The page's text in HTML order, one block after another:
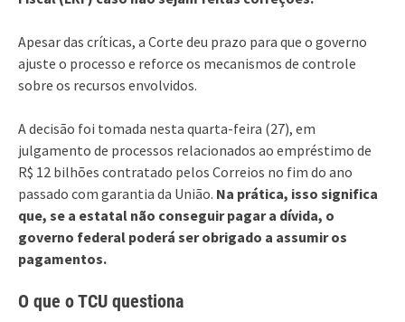
Apesar das críticas, a Corte deu prazo para que o governo
ajuste o processo e reforce os mecanismos de controle
sobre os recursos envolvidos.
A decisão foi tomada nesta quarta-feira (27), em
julgamento de processos relacionados ao empréstimo de
R$ 12 bilhões contratado pelos Correios no fim do ano
passado com garantia da União. Na prática, isso significa
que, se a estatal não conseguir pagar a dívida, o
governo federal poderá ser obrigado a assumir os
pagamentos.
O que o TCU questiona